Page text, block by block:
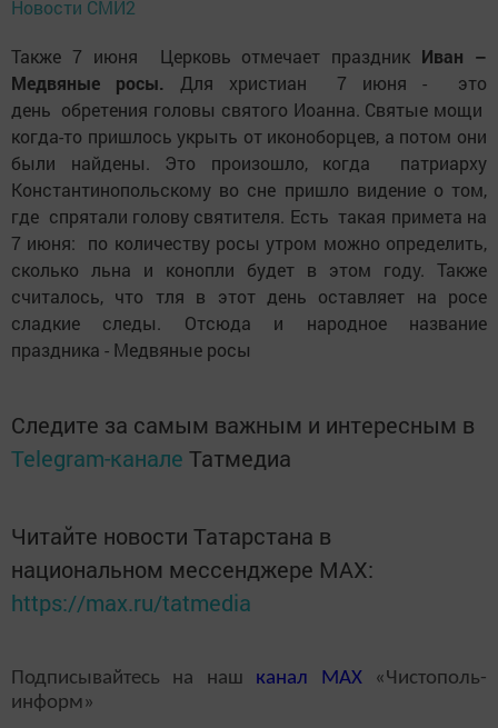
Новости СМИ2
Также 7 июня Церковь отмечает праздник Иван –
Медвяные росы. Для христиан 7 июня - это
день обретения головы святого Иоанна. Святые мощи
когда-то пришлось укрыть от иконоборцев, а потом они
были найдены. Это произошло, когда патриарху
Константинопольскому во сне пришло видение о том,
где спрятали голову святителя. Есть такая примета на
7 июня: по количеству росы утром можно определить,
сколько льна и конопли будет в этом году. Также
считалось, что тля в этот день оставляет на росе
сладкие следы. Отсюда и народное название
праздника - Медвяные росы
Следите за самым важным и интересным в
Telegram-канале Татмедиа
Читайте новости Татарстана в
национальном мессенджере MАХ:
https://max.ru/tatmedia
Подписывайтесь на наш канал MAX«Чистополь-
информ»